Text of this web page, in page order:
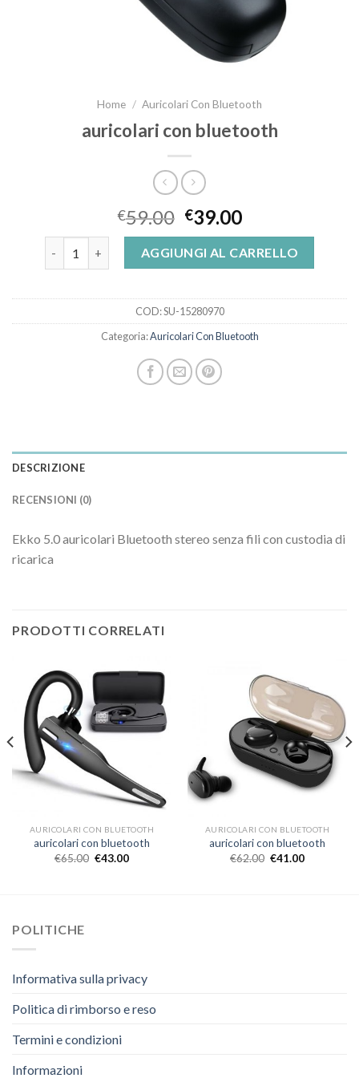
Home / Auricolari Con Bluetooth
auricolari con bluetooth
€59.00 €39.00
auricolari con bluetooth quantità
AGGIUNGI AL CARRELLO
COD:SU-15280970
Categoria:Auricolari Con Bluetooth
DESCRIZIONE
RECENSIONI (0)
Ekko 5.0 auricolari Bluetooth stereo senza fili con custodia di
ricarica
PRODOTTI CORRELATI
AURICOLARI CON BLUETOOTH
auricolari con bluetooth
€65.00 €43.00
AURICOLARI CON BLUETOOTH
auricolari con bluetooth
€62.00 €41.00
POLITICHE
Informativa sulla privacy
Politica di rimborso e reso
Termini e condizioni
Informazioni